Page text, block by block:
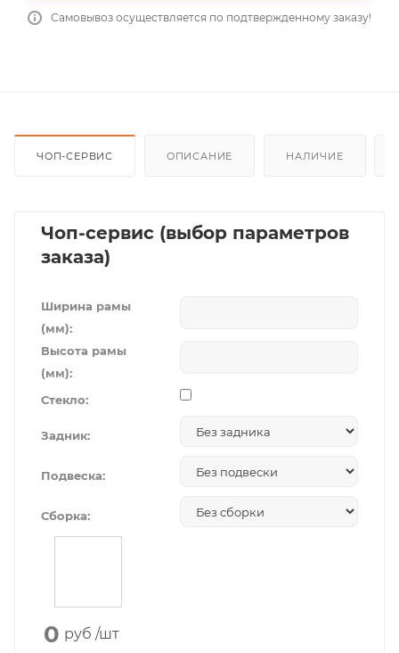
Самовывоз осуществляется по подтвержденному заказу!
ЧОП-СЕРВИС ОПИСАНИЕ НАЛИЧИЕ
Чоп-сервис (выбор параметров
заказа)
Ширина рамы
(мм):
Высота рамы
(мм):
Стекло:
Задник:
Подвеска:
Сборка:
0 руб /шт